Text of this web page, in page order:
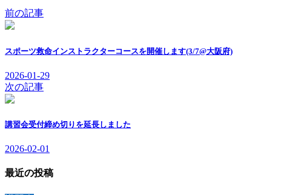
前の記事
スポーツ救命インストラクターコースを開催します(3/7@大阪府)
2026-01-29
次の記事
講習会受付締め切りを延長しました
2026-02-01
最近の投稿